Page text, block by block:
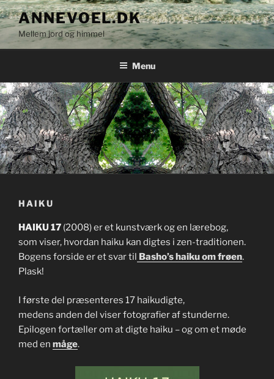
Videre
til
indhold
ANNEVOEL.DK
Mellem jord og himmel
Menu
HAIKU
HAIKU 17 (2008) er et kunstværk og en lærebog,
som viser, hvordan haiku kan digtes i zen-traditionen.
Bogens forside er et svar til
Basho’s haiku om frøen.
Plask!
I første del præsenteres 17 haikudigte,
medens anden del viser fotografier af stunderne.
Epilogen fortæller om at digte haiku – og om et møde
med en måge.